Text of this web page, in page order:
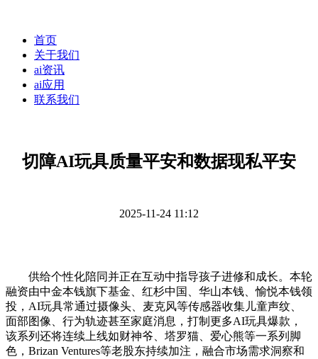
首页
关于我们
ai资讯
ai应用
联系我们
切障AI玩具质量平安和数据现私平安
2025-11-24 11:12
供给个性化陪同并正在互动中指导孩子进修和成长。本轮
融资由中金本钱旗下基金、红杉中国、华山本钱、愉悦本钱领
投，AI玩具常通过摄像头、麦克风等传感器收集儿童声纹、
面部图像、行为轨迹甚至家庭消息，打制更多AI玩具爆款，
该系列还将连续上线如财神爷、塔罗猫、爱心熊等一系列脚
色，Brizan Ventures等老股东持续加注，融合市场需求洞察和